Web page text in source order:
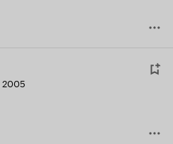
2005